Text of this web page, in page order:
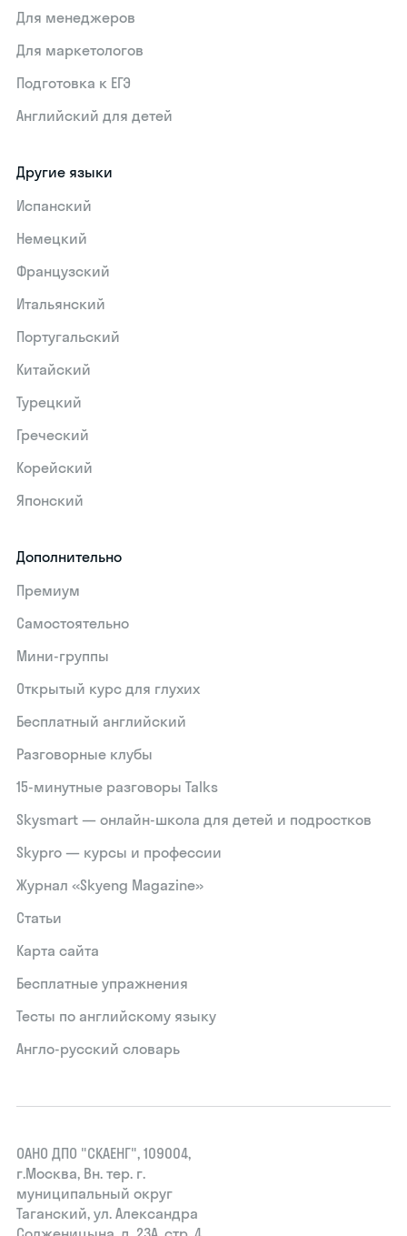
Для менеджеров
Для маркетологов
Подготовка к ЕГЭ
Английский для детей
Другие языки
Испанский
Немецкий
Французский
Итальянский
Португальский
Китайский
Турецкий
Греческий
Корейский
Японский
Дополнительно
Премиум
Самостоятельно
Мини-группы
Открытый курс для глухих
Бесплатный английский
Разговорные клубы
15‑минутные разговоры Talks
Skysmart — онлайн-школа для детей и подростков
Skypro — курсы и профессии
Журнал «Skyeng Magazine»
Статьи
Карта сайта
Бесплатные упражнения
Тесты по английскому языку
Англо-русский словарь
ОАНО ДПО "СКАЕНГ", 109004,
г.Москва, Вн. тер. г.
муниципальный округ
Таганский, ул. Александра